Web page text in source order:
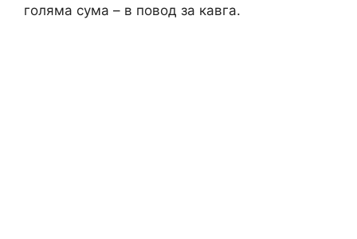
голяма сума – в повод за кавга.